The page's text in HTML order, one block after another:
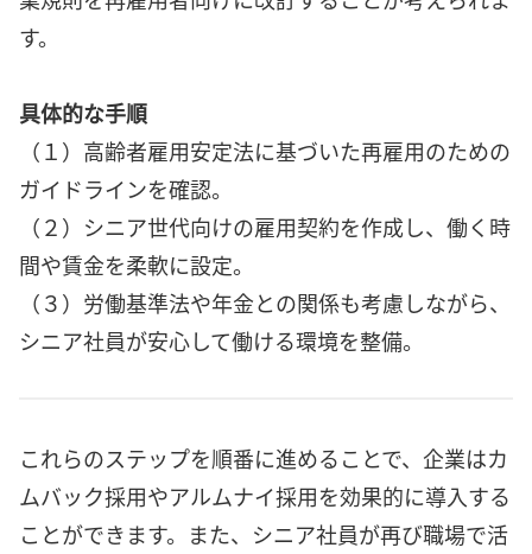
す。
具体的な手順
（１）高齢者雇用安定法に基づいた再雇用のための
ガイドラインを確認。
（２）シニア世代向けの雇用契約を作成し、働く時
間や賃金を柔軟に設定。
（３）労働基準法や年金との関係も考慮しながら、
シニア社員が安心して働ける環境を整備。
これらのステップを順番に進めることで、企業はカ
ムバック採用やアルムナイ採用を効果的に導入する
ことができます。また、シニア社員が再び職場で活